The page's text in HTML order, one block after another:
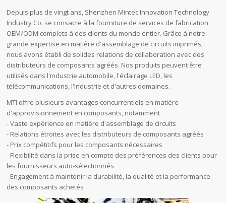
Depuis plus de vingt ans, Shenzhen Mintec Innovation Technology
Industry Co. se consacre à la fourniture de services de fabrication
OEM/ODM complets à des clients du monde entier. Grâce à notre
grande expertise en matière d'assemblage de circuits imprimés,
nous avons établi de solides relations de collaboration avec des
distributeurs de composants agréés. Nos produits peuvent être
utilisés dans l'industrie automobile, l'éclairage LED, les
télécommunications, l'industrie et d'autres domaines.
MTI offre plusieurs avantages concurrentiels en matière
d'approvisionnement en composants, notamment
- Vaste expérience en matière d'assemblage de circuits
- Relations étroites avec les distributeurs de composants agréés
- Prix compétitifs pour les composants nécessaires
- Flexibilité dans la prise en compte des préférences des clients pour
les fournisseurs auto-sélectionnés
- Engagement à maintenir la durabilité, la qualité et la performance
des composants achetés